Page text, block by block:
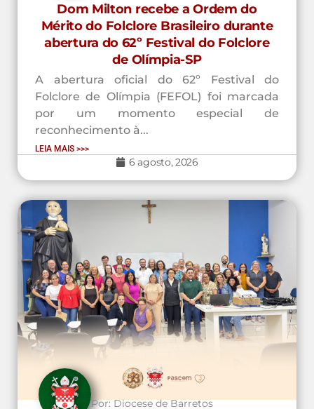
Dom Milton recebe a Ordem do
Mérito do Folclore Brasileiro durante
abertura do 62º Festival do Folclore
de Olímpia-SP
A abertura oficial do 62º Festival do
Folclore de Olímpia (FEFOL) foi marcada
por um momento especial de
reconhecimento à...
LEIA MAIS >>>
6 agosto, 2026
Por:Diocese de Barretos